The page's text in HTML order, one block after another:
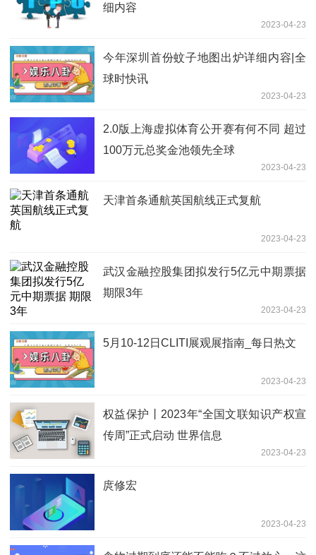
细内容
2023-04-23
今年深圳首份蚊子地图出炉详细内容|全
球时快讯
2023-04-23
2.0版上海虚拟体育公开赛有何不同 超过
100万元总奖金池领先全球
2023-04-23
天津首条通航英国航线正式复航
2023-04-23
武汉金融控股集团拟发行5亿元中期票据
期限3年
2023-04-23
5月10-12日CLITI展观展指南_每日热文
2023-04-23
权益保护丨2023年“全国文联知识产权宣
传周”正式启动 世界信息
2023-04-23
庹修宏
2023-04-23